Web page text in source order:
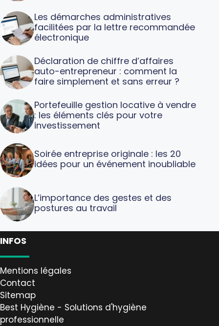
Les démarches administratives
facilitées par la lettre recommandée
électronique
Déclaration de chiffre d’affaires
auto-entrepreneur : comment la
faire simplement et sans erreur ?
Portefeuille gestion locative à vendre
: les éléments clés pour votre
investissement
Soirée entreprise originale : les 20
idées pour un événement inoubliable
L’importance des gestes et des
postures au travail
INFOS
Mentions légales
Contact
Sitemap
Best Hygiène - Solutions d'hygiène
professionnelle